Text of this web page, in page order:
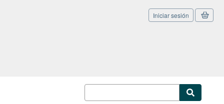
Pasar al contenido principal
Iniciar sesión